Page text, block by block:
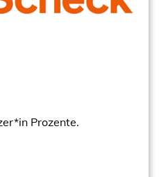
Prozente.